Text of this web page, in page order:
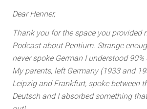
Dear Henner,
Thank you for the space you provided
Podcast about Pentium. Strange
never spoke German I understood
My parents, left Germany (1933 and
Leipzig and Frankfurt, spoke between
Deutsch and I absorbed something